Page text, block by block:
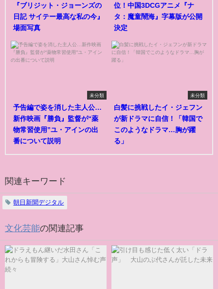
『ブリジット・ジョーンズの
日記 サイテー最高な私の今』
場面写真
位！中国3DCGアニメ『ナ
タ：魔童鬧海』字幕版が公開
決定
未分類
予告編で姿を消した主人公…
新作映画『勝負』監督が“薬
物常習使用”ユ・アインの出
番について説明
未分類
白髪に挑戦したイ・ジェフン
が新ドラマに自信！「韓国で
このようなドラマ…胸が躍
る」
関連キーワード
朝日新聞デジタル
文化芸能の関連記事